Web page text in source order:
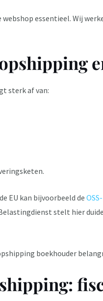
essentieel. Wij
sterk af van:
EU kan bijvoorbeeld de
stelt hier
boekhouder